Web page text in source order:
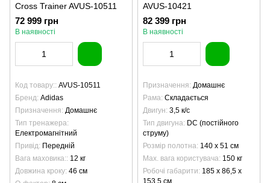
Cross Trainer AVUS-10511
72 999 грн
В наявності
Код товару: AVUS-10511
Бренд Adidas
Призначення Домашнє
Тип тренажера
Електромагнітний
Привід Передній
Вага маховика: 12 кг
Довжина кроку 46 см
AVUS-10421
82 399 грн
В наявності
Призначення Домашнє
Рама Складається
Двигун 3,5 к/с
Тип двигуна DC (постійного
струму)
Розмір полотна 140 х 51 см
Max. вага користувача 150 кг
Робочі габарити 185 x 86,5 x
153,5 см